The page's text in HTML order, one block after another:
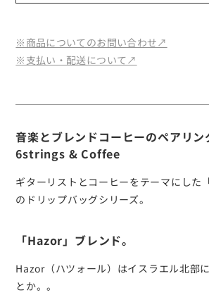
※商品についてのお問い合わせ↗︎
※支払い・配送について↗︎
音楽とブレンドコーヒーのペアリン
6strings & Coffee
ギターリストとコーヒーをテーマにした
のドリップバッグシリーズ。
「Hazor」ブレンド。
Hazor（ハツォール）はイスラエル北部
とか。。